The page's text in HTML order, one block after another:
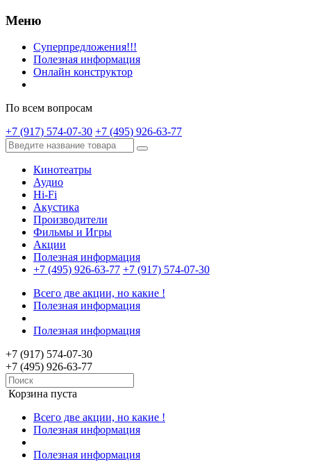
Меню
Суперпредложения!!!
Полезная информация
Онлайн конструктор
По всем вопросам
+7 (917) 574-07-30 +7 (495) 926-63-77
Кинотеатры
Аудио
Hi-Fi
Акустика
Производители
Фильмы и Игры
Акции
Полезная информация
+7 (495) 926-63-77 +7 (917) 574-07-30
Всего две акции, но какие !
Полезная информация
Полезная информация
+7 (917) 574-07-30
+7 (495) 926-63-77
Корзина пуста
Всего две акции, но какие !
Полезная информация
Полезная информация